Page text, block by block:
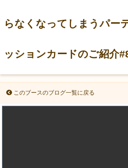
らなくなってしまうパー
ッションカードのご紹介
このブースのブログ一覧に戻る